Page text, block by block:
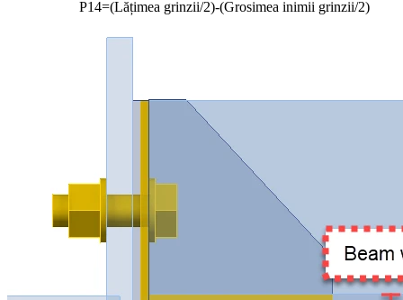
P14=(Lățimea grinzii/2)-(Grosimea inimii grinzii/2)